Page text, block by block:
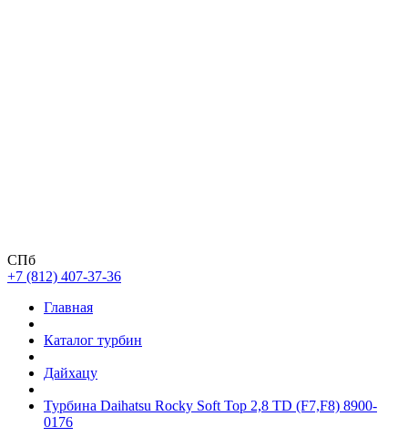
СПб
+7 (812) 407-37-36
Главная
Каталог турбин
Дайхацу
Турбина Daihatsu Rocky Soft Top 2,8 TD (F7,F8) 8900-
0176